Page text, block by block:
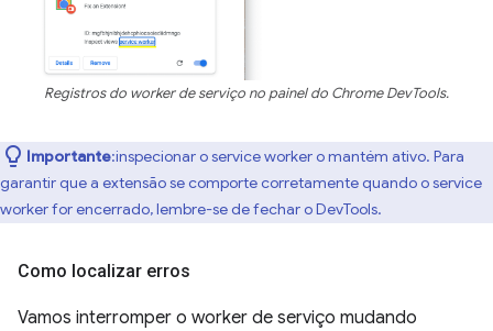
Registros do worker de serviço no painel do Chrome DevTools.
Importante:inspecionar o service worker o mantém ativo. Para
garantir que a extensão se comporte corretamente quando o service
worker for encerrado, lembre-se de fechar o DevTools.
Como localizar erros
Vamos interromper o worker de serviço mudando